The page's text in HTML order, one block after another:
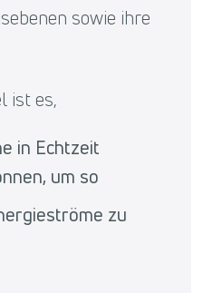
sowie ihre
ist es,
in Echtzeit
um so
zu